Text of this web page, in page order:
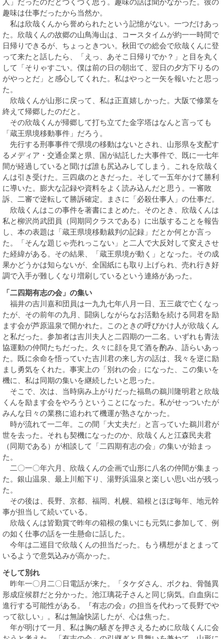
趣味は仕事だったから当然か。
私は欣哉くんから誉められたという記憶がない。一つだけあっ
た。欣哉くんの故郷の山鳥海山は、コースタイムが約一一時間で
日帰りできるが、ちょっときつい。秋田での総会で欣哉くんに登
って来たと話したら、「えっ、あそこ日帰りでか？」と目を丸く
して「そりゃすごい。僕は前の日の朝出て、翌日の夕方下りるの
がやっとだ」と感心してくれた。私はやっと一矢を報いたと思っ
た。
欣哉くんが山形に戻って、私は正直嬉しかった。大阪で修業を
終えて帰郷したのだと。
その欣哉くんが帰郷して打ち立てた金字塔はなんと言っても
「蔵王県境移動事件」だろう。
先行する刑事事件で県境の移動はないとされ、山形県を支配す
るメディア・交通企業と県、国が結託した大事件で、既に一七年
間が経過していると聞けば誰も尻込みしてしまう。これを欣哉く
んは引き受けた。三四歳のときだった。そして一五年かけて勝利
に導いた。膨大な記録や資料をよく読み込んだと思う。一審敗
訴、二審で逆転して勝訴確定。まさに「必殺仕事人」の仕事だ。
欣哉くんはこの事件を著書にまとめた。そのとき、欣哉くんは
私と柳沢尚武団員（同期同クラスである）に出版することを報告
し、本の表題は「蔵王県境移動裁判の記録」だとか何とか言っ
た。「そんな題じゃ売れっこない」と二人で大反対して変えさせ
た経緯がある。その結果、「蔵王県境が動く」となった。その成
果かどうかは知らないが、全国紙にも取り上げられ、売れ行き好
調で入手が難しくなり増刷しているという連絡があった。
「二四期有志の会」の集い
福井の吉川嘉和団員は一九九七年八月一日、五三歳で亡くなっ
たが、その前年の九月、闘病しながらなお活動を続ける同君を励
ます会が芦原温泉で開かれた。このときの呼びかけ人が欣哉くん
と私だった。参加者は吉川夫人と二四期の一二名。いずれも青法
協運動の仲間たちだった。久々に顔を見て酒を酌み、語らいあっ
た。既に余命を悟っていた吉川君の来し方の話は、我々を逆に励
まし勇気をくれた。事実上の「別れの会」になった、この集いを
機に、私は同期の集いを継続したいと思った。
そこで、次は、当時病み上がりだった福島の鵜川隆明君と欣哉
くんを励ます会をやろうということになった。私がせっついたが
みんな日々の業務に追われて機運が熟さなかった。
時が流れて一二年。この間「大丈夫だ」と言っていた鵜川君が
世を去った。それも契機になったのか、欣哉くんと江森民夫君
（同期である）が相談して「二四期有志の会」の集いが始まっ
た。
二〇一〇年六月、欣哉くんの企画で山形に八名の仲間が集まっ
た。銀山温泉、最上川船下り、湯野浜温泉と楽しい思い出が残っ
た。
その後は、長野、京都、福岡、札幌、箱根とほぼ毎年、地元幹
事が担当して続いている。
欣哉くんは皆勤賞で昨年の箱根の集いにも元気に参加して、例
の如く仕事の話を一生懸命に話した。
今年は二巡目で欣哉くんの担当だった。もう構想がまとまって
いるようで意気込みが高かった。
そして別れ
昨年一〇月二〇日電話が来た。「タケダさん、ボクね、骨髄異
形成症候群だと分かった。池江璃花子さんと同じ病気。白血病に
進行する可能性がある。『有志の会』の担当を代わって長野でや
って欲しい」。私は無論快諾したが、心は焦った。
年が明けて一月、私は胸の騒ぎを押さえるために欣哉くんに会